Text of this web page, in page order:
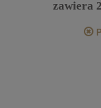
zawiera